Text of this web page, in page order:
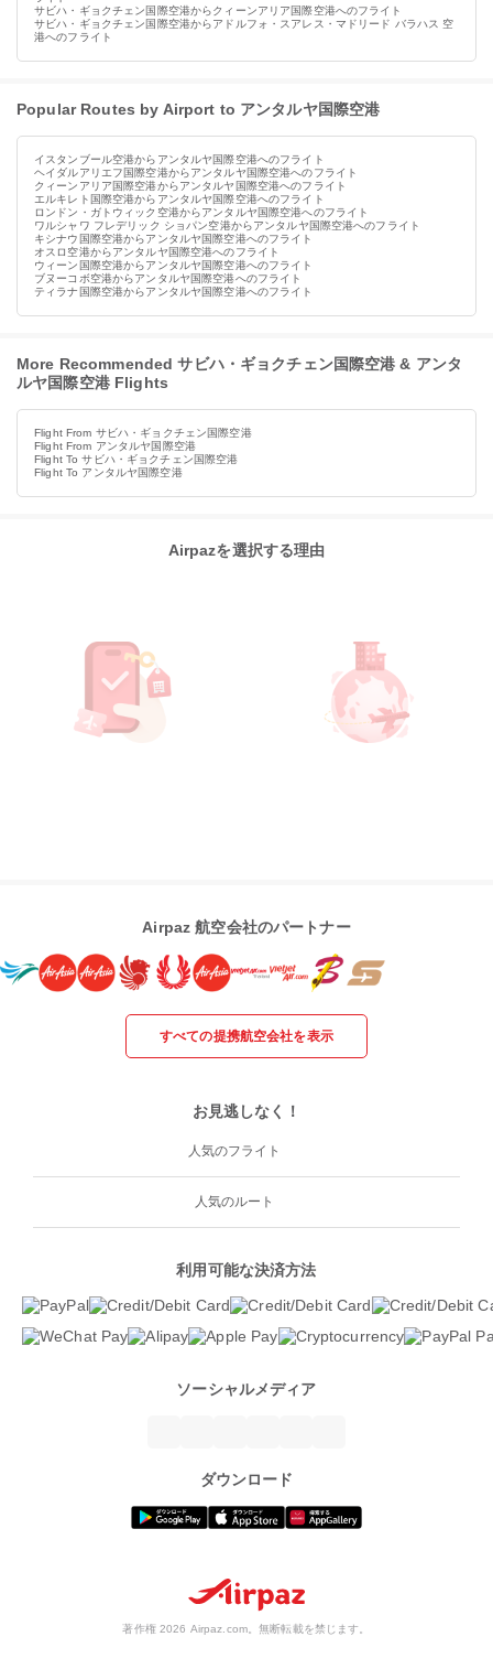
サビハ・ギョクチェン国際空港からクィーンアリア国際空港へのフライト
サビハ・ギョクチェン国際空港からアドルフォ・スアレス・マドリード バラハス 空
港へのフライト
Popular Routes by Airport to アンタルヤ国際空港
イスタンブール空港からアンタルヤ国際空港へのフライト
ヘイダルアリエフ国際空港からアンタルヤ国際空港へのフライト
クィーンアリア国際空港からアンタルヤ国際空港へのフライト
エルキレト国際空港からアンタルヤ国際空港へのフライト
ロンドン・ガトウィック空港からアンタルヤ国際空港へのフライト
ワルシャワ フレデリック ショパン空港からアンタルヤ国際空港へのフライト
キシナウ国際空港からアンタルヤ国際空港へのフライト
オスロ空港からアンタルヤ国際空港へのフライト
ウィーン国際空港からアンタルヤ国際空港へのフライト
ブヌーコボ空港からアンタルヤ国際空港へのフライト
ティラナ国際空港からアンタルヤ国際空港へのフライト
More Recommended サビハ・ギョクチェン国際空港 & アンタ
ルヤ国際空港 Flights
Flight From サビハ・ギョクチェン国際空港
Flight From アンタルヤ国際空港
Flight To サビハ・ギョクチェン国際空港
Flight To アンタルヤ国際空港
Airpazを選択する理由
Airpaz 航空会社のパートナー
すべての提携航空会社を表示
お見逃しなく！
人気のフライト
人気のルート
利用可能な決済方法
ソーシャルメディア
ダウンロード
著作権 2026 Airpaz.com。無断転載を禁じます。